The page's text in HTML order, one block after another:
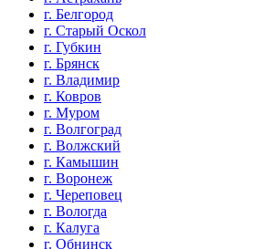
г. Белгород
г. Старый Оскол
г. Губкин
г. Брянск
г. Владимир
г. Ковров
г. Муром
г. Волгоград
г. Волжский
г. Камышин
г. Воронеж
г. Череповец
г. Вологда
г. Калуга
г. Обнинск